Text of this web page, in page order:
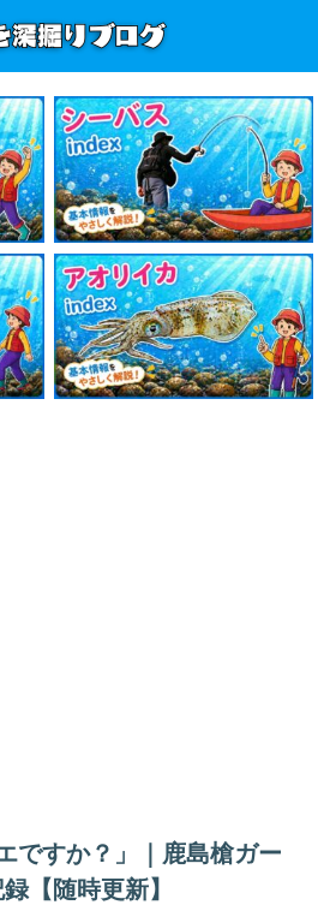
ですか？」｜鹿島槍ガー
【随時更新】